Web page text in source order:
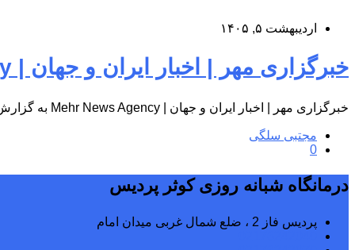
اردیبهشت ۵, ۱۴۰۵
خبرگزاری مهر | اخبار ایران و جهان | Mehr News Agency
خبرگزاری مهر | اخبار ایران و جهان | Mehr News Agency به گزارش پایگاه اطلاع‌رسانی درمانگاه شبانه‌روزی کوثر پردیس، به…
مجتبی سلگی
0
درمانگاه شبانه روزی کوثر پردیس
پردیس فاز 2 ، ضلع شمال غربی میدان امام